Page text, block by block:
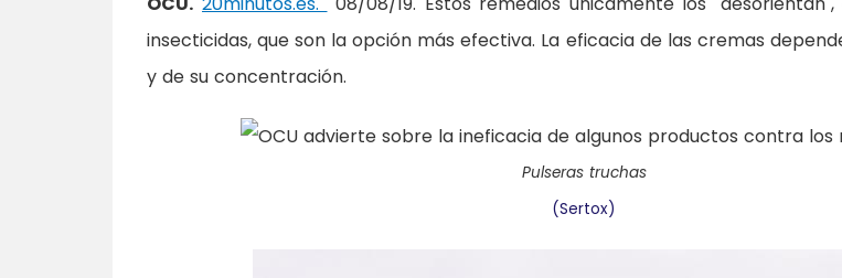
insecticidas, que son la opción más efectiva. La eficacia de las cremas
y de su concentración.
Pulseras truchas
(Sertox)